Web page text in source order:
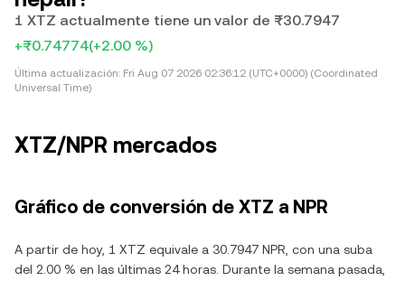
1 XTZ actualmente tiene un valor de ₨30.7947
+₨0.74774(+2.00 %)
Última actualización: Fri Aug 07 2026 02:36:12 (UTC+0000) (Coordinated
Universal Time)
XTZ/NPR mercados
Gráfico de conversión de XTZ a NPR
A partir de hoy, 1 XTZ equivale a 30.7947 NPR, con una suba
del 2.00 % en las últimas 24 horas. Durante la semana pasada,